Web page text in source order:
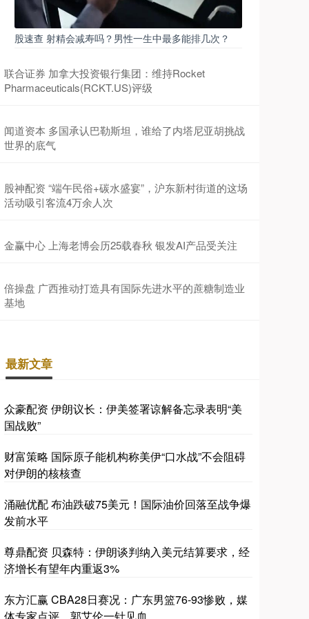
股速查 射精会减寿吗？男性一生中最多能排几次？
联合证券 加拿大投资银行集团：维持Rocket
Pharmaceuticals(RCKT.US)评级
闻道资本 多国承认巴勒斯坦，谁给了内塔尼亚胡挑战
世界的底气
股神配资 “端午民俗+碳水盛宴”，沪东新村街道的这场
活动吸引客流4万余人次
金赢中心 上海老博会历25载春秋 银发AI产品受关注
倍操盘 广西推动打造具有国际先进水平的蔗糖制造业
基地
最新文章
众豪配资 伊朗议长：伊美签署谅解备忘录表明“美
国战败”
财富策略 国际原子能机构称美伊“口水战”不会阻碍
对伊朗的核核查
涌融优配 布油跌破75美元！国际油价回落至战争爆
发前水平
尊鼎配资 贝森特：伊朗谈判纳入美元结算要求，经
济增长有望年内重返3%
东方汇赢 CBA28日赛况：广东男篮76-93惨败，媒